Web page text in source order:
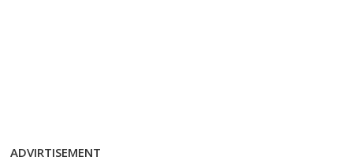
ADVIRTISEMENT